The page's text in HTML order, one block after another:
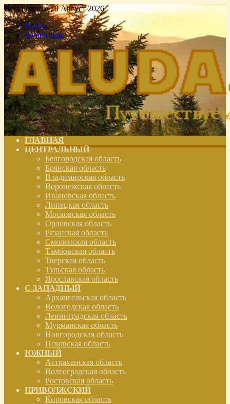
Воскресенье , 9 Август 2026
Войти
Switch skin
ГЛАВНАЯ
ЦЕНТРАЛЬНЫЙ
Белгородская область
Брянская область
Владимирская область
Воронежская область
Ивановская область
Липецкая область
Московская область
Орловская область
Рязанская область
Смоленская область
Тамбовская область
Тверская область
Тульская область
Ярославская область
С-ЗАПАДНЫЙ
Архангельская область
Вологодская область
Ленинградская область
Мурманская область
Новгородская область
Псковская область
ЮЖНЫЙ
Астраханская область
Волгоградская область
Ростовская область
ПРИВОЛЖСКИЙ
Кировская область